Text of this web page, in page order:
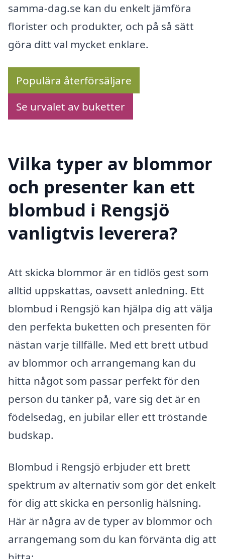
samma-dag.se kan du enkelt jämföra
florister och produkter, och på så sätt
göra ditt val mycket enklare.
Populära återförsäljare
Se urvalet av buketter
Vilka typer av blommor
och presenter kan ett
blombud i Rengsjö
vanligtvis leverera?
Att skicka blommor är en tidlös gest som
alltid uppskattas, oavsett anledning. Ett
blombud i Rengsjö kan hjälpa dig att välja
den perfekta buketten och presenten för
nästan varje tillfälle. Med ett brett utbud
av blommor och arrangemang kan du
hitta något som passar perfekt för den
person du tänker på, vare sig det är en
födelsedag, en jubilar eller ett tröstande
budskap.
Blombud i Rengsjö erbjuder ett brett
spektrum av alternativ som gör det enkelt
för dig att skicka en personlig hälsning.
Här är några av de typer av blommor och
arrangemang som du kan förvänta dig att